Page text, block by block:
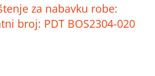
za nabavku robe:
broj: PDT BOS2304-020